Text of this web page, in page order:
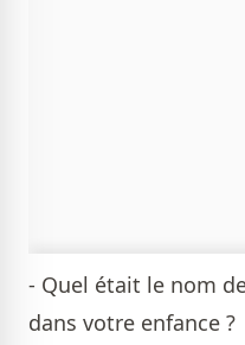
- Quel était le nom
dans votre enfance ?